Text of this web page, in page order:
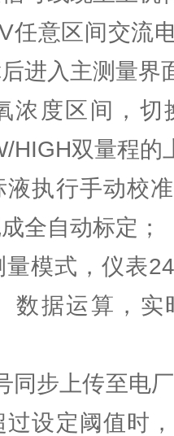
任意区间交流
进入主测量界
浓度区间，切
HIGH双量程的
执行手动校
全自动标定；
模式，仪表
数据运算，
同步上传至电
过设定阈值时